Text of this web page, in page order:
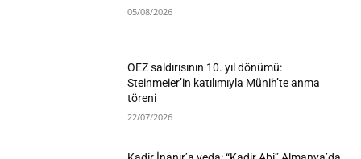
05/08/2026
OEZ saldırısının 10. yıl dönümü:
Steinmeier’in katılımıyla Münih’te anma
töreni
22/07/2026